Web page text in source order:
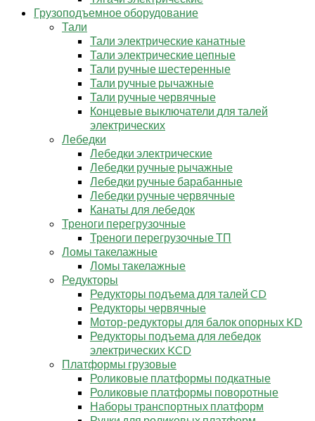
Грузоподъемное оборудование
Тали
Тали электрические канатные
Тали электрические цепные
Тали ручные шестеренные
Тали ручные рычажные
Тали ручные червячные
Концевые выключатели для талей
электрических
Лебедки
Лебедки электрические
Лебедки ручные рычажные
Лебедки ручные барабанные
Лебедки ручные червячные
Канаты для лебедок
Треноги перегрузочные
Треноги перегрузочные ТП
Ломы такелажные
Ломы такелажные
Редукторы
Редукторы подъема для талей CD
Редукторы червячные
Мотор-редукторы для балок опорных KD
Редукторы подъема для лебедок
электрических KCD
Платформы грузовые
Роликовые платформы подкатные
Роликовые платформы поворотные
Наборы транспортных платформ